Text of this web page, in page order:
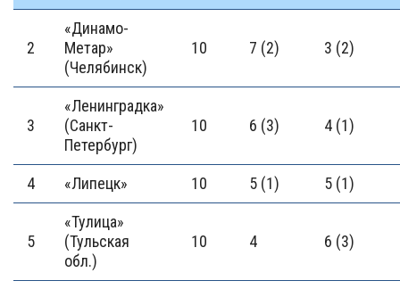
2
«Динамо-
Метар»
(Челябинск)
10 7 (2) 3 (2)
3
«Ленинградка»
(Санкт-
Петербург)
10 6 (3) 4 (1)
4 «Липецк» 10 5 (1) 5 (1)
5
«Тулица»
(Тульская
обл.)
10 4 6 (3)